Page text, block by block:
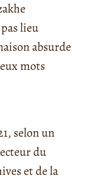
lieu
absurde
mots
selon un
du
et de la